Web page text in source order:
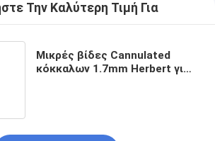
Την Καλύτερη Τιμή Για
Μικρές βίδες Cannulated
κόκκαλων 1.7mm Herbert για